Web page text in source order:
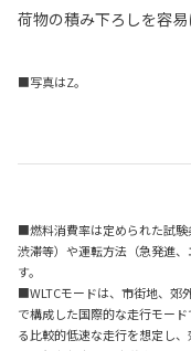
荷物の積み下ろしを容易
■写真はZ。
■燃料消費率は定められた試験
渋滞等）や運転方法（急発進
す。
■WLTCモードは、市街地、郊
で構成した国際的な走行モー
る比較的低速な走行を想定し